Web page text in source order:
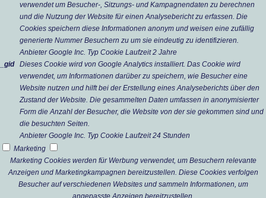
verwendet um Besucher-, Sitzungs- und Kampagnendaten zu berechnen
und die Nutzung der Website für einen Analysebericht zu erfassen. Die
Cookies speichern diese Informationen anonym und weisen eine zufällig
generierte Nummer Besuchern zu um sie eindeutig zu identifizieren.
Anbieter Google Inc. Typ Cookie Laufzeit 2 Jahre
_gid
Dieses Cookie wird von Google Analytics installiert. Das Cookie wird
verwendet, um Informationen darüber zu speichern, wie Besucher eine
Website nutzen und hilft bei der Erstellung eines Analyseberichts über den
Zustand der Website. Die gesammelten Daten umfassen in anonymisierter
Form die Anzahl der Besucher, die Website von der sie gekommen sind und
die besuchten Seiten.
Anbieter Google Inc. Typ Cookie Laufzeit 24 Stunden
Marketing
Marketing Cookies werden für Werbung verwendet, um Besuchern relevante
Anzeigen und Marketingkampagnen bereitzustellen. Diese Cookies verfolgen
Besucher auf verschiedenen Websites und sammeln Informationen, um
angepasste Anzeigen bereitzustellen.